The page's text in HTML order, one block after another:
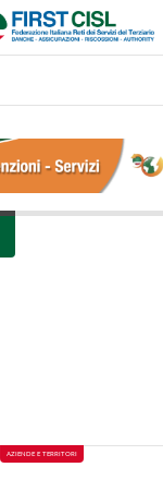
AZIENDE E TERRITORI